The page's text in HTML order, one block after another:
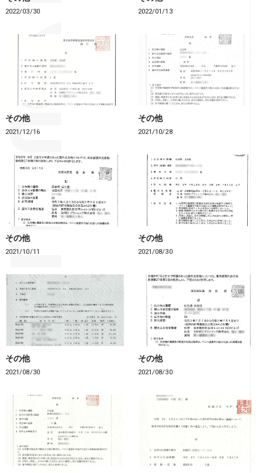
2022/03/30 2022/01/13
その他
2021/12/16
その他
2021/10/28
その他
2021/10/11
その他
2021/08/30
その他
2021/08/30
その他
2021/08/30